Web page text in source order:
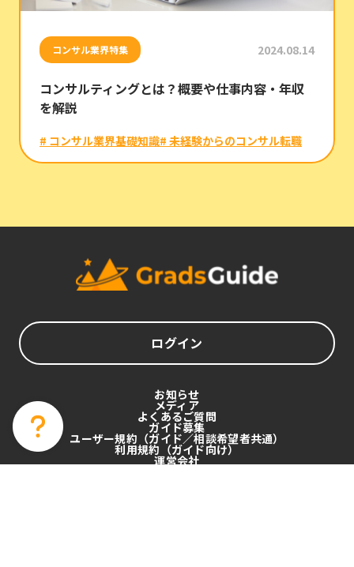
コンサル業界特集 2024.08.14
コンサルティングとは？概要や仕事内容・年収
を解説
# コンサル業界基礎知識# 未経験からのコンサル転職
ログイン
お知らせ
メディア
よくあるご質問
ガイド募集
ユーザー規約（ガイド／相談希望者共通）
利用規約（ガイド向け）
運営会社